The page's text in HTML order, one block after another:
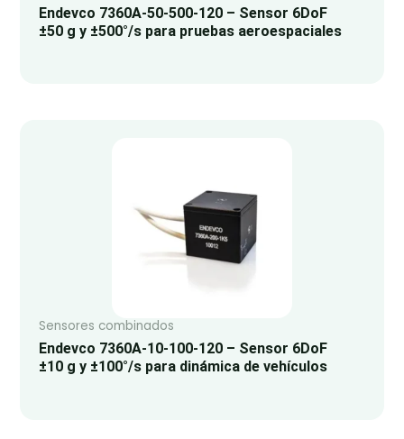
Endevco 7360A-50-500-120 – Sensor 6DoF
±50 g y ±500°/s para pruebas aeroespaciales
Sensores combinados
Endevco 7360A-10-100-120 – Sensor 6DoF
±10 g y ±100°/s para dinámica de vehículos